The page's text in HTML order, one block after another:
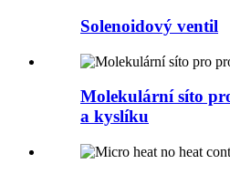
Solenoidový ventil
Molekulární síto
a kyslíku